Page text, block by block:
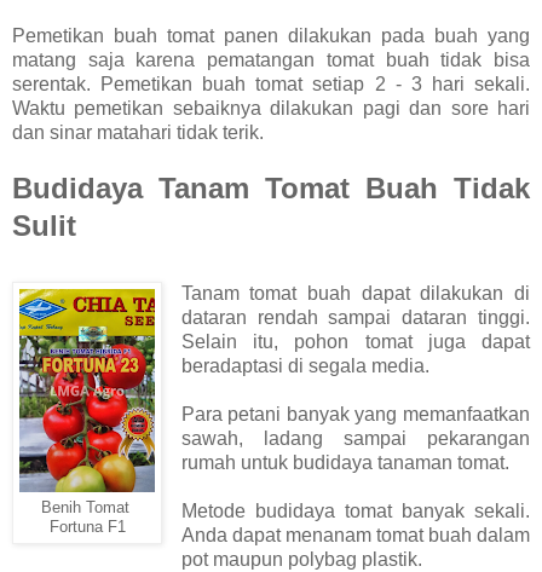
Pemetikan buah tomat panen dilakukan pada buah yang
matang saja karena pematangan tomat buah tidak bisa
serentak. Pemetikan buah tomat setiap 2 - 3 hari sekali.
Waktu pemetikan sebaiknya dilakukan pagi dan sore hari
dan sinar matahari tidak terik.
Budidaya Tanam Tomat Buah Tidak
Sulit
Benih Tomat
Fortuna F1
Tanam tomat buah dapat dilakukan di
dataran rendah sampai dataran tinggi.
Selain itu, pohon tomat juga dapat
beradaptasi di segala media.
Para petani banyak yang memanfaatkan
sawah, ladang sampai pekarangan
rumah untuk budidaya tanaman tomat.
Metode budidaya tomat banyak sekali.
Anda dapat menanam tomat buah dalam
pot maupun polybag plastik.